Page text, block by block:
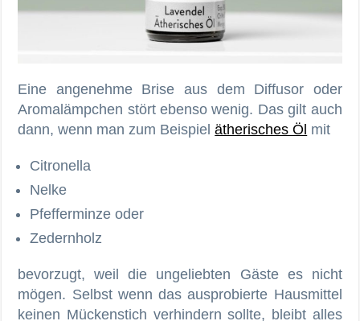
Eine angenehme Brise aus dem Diffusor oder
Aromalämpchen stört ebenso wenig. Das gilt auch
dann, wenn man zum Beispielätherisches Öl mit
Citronella
Nelke
Pfefferminze oder
Zedernholz
bevorzugt, weil die ungeliebten Gäste es nicht
mögen. Selbst wenn das ausprobierte Hausmittel
keinen Mückenstich verhindern sollte, bleibt alles